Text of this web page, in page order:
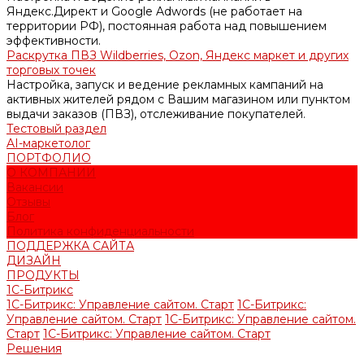
Яндекс.Директ и Google Adwords (не работает на
территории РФ), постоянная работа над повышением
эффективности.
Раскрутка ПВЗ Wildberries, Ozon, Яндекс маркет и других
торговых точек
Настройка, запуск и ведение рекламных кампаний на
активных жителей рядом с Вашим магазином или пунктом
выдачи заказов (ПВЗ), отслеживание покупателей.
Тестовый раздел
AI-маркетолог
ПОРТФОЛИО
О КОМПАНИИ
Вакансии
Отзывы
Блог
Политика конфиденциальности
ПОДДЕРЖКА САЙТА
ДИЗАЙН
ПРОДУКТЫ
1С-Битрикс
1С-Битрикс: Управление сайтом. Старт 1С-Битрикс:
Управление сайтом. Старт 1С-Битрикс: Управление сайтом.
Старт 1С-Битрикс: Управление сайтом. Старт
Решения